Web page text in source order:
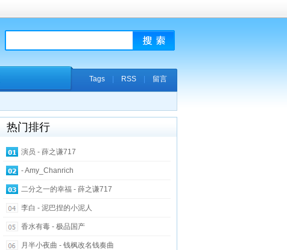
Tags| RSS| 留言
热门排行
演员 - 薛之谦717
- Amy_Chanrich
二分之一的幸福 - 薛之谦717
李白 - 泥巴捏的小泥人
香水有毒 - 极品国产
月半小夜曲 - 钱枫改名钱奏曲